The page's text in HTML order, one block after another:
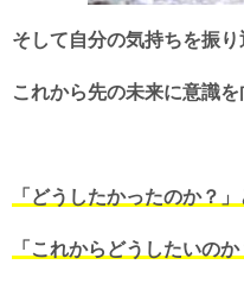
そして自分の気持ちを振り
これから先の未来に意識を
「どうしたかったのか？
「これからどうしたいの